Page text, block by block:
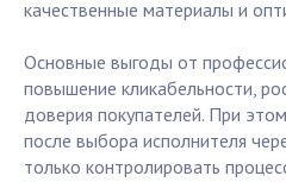
качественные материалы и
Основные выгоды от
повышение кликабельности,
доверия покупателей. При
после выбора исполнителя
только контролировать